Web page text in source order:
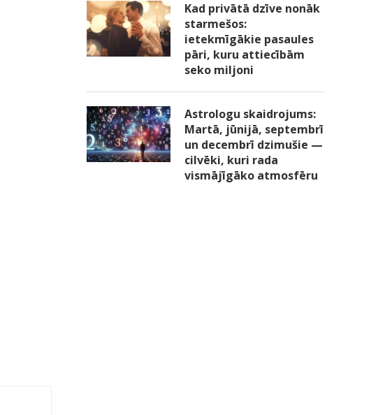
Kad privātā dzīve nonāk
starmešos:
ietekmīgākie pasaules
pāri, kuru attiecībām
seko miljoni
Astrologu skaidrojums:
Martā, jūnijā, septembrī
un decembrī dzimušie —
cilvēki, kuri rada
vismājīgāko atmosfēru